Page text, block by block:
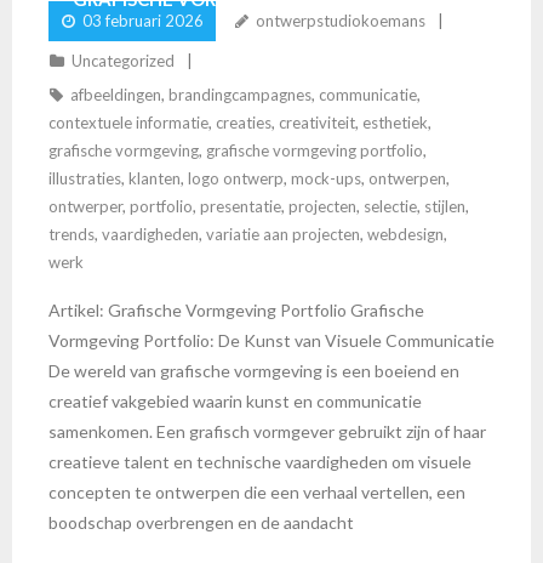
03 februari 2026 ontwerpstudiokoemans
Uncategorized
afbeeldingen, brandingcampagnes, communicatie,
contextuele informatie, creaties, creativiteit, esthetiek,
grafische vormgeving, grafische vormgeving portfolio,
illustraties, klanten, logo ontwerp, mock-ups, ontwerpen,
ontwerper, portfolio, presentatie, projecten, selectie, stijlen,
trends, vaardigheden, variatie aan projecten, webdesign,
werk
Artikel: Grafische Vormgeving Portfolio Grafische
Vormgeving Portfolio: De Kunst van Visuele Communicatie
De wereld van grafische vormgeving is een boeiend en
creatief vakgebied waarin kunst en communicatie
samenkomen. Een grafisch vormgever gebruikt zijn of haar
creatieve talent en technische vaardigheden om visuele
concepten te ontwerpen die een verhaal vertellen, een
boodschap overbrengen en de aandacht